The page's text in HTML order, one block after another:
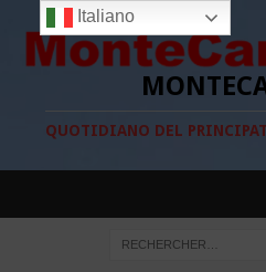
QUOTIDIANO DEL
Italiano